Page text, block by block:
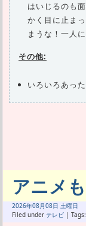
はいじるのも
かく目に止ま
まうな！一人
その他:
いろいろあっ
アニメ
2026年08月08日 土曜日
Filed under テレビ | Tags: